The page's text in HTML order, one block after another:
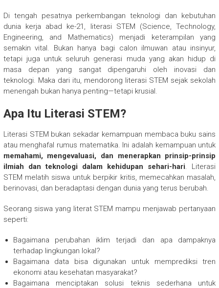
Di tengah pesatnya perkembangan teknologi dan kebutuhan
dunia kerja abad ke-21, literasi STEM (Science, Technology,
Engineering, and Mathematics) menjadi keterampilan yang
semakin vital. Bukan hanya bagi calon ilmuwan atau insinyur,
tetapi juga untuk seluruh generasi muda yang akan hidup di
masa depan yang sangat dipengaruhi oleh inovasi dan
teknologi. Maka dari itu, mendorong literasi STEM sejak sekolah
menengah bukan hanya penting—tetapi krusial.
Apa Itu Literasi STEM?
Literasi STEM bukan sekadar kemampuan membaca buku sains
atau menghafal rumus matematika. Ini adalah kemampuan untuk
memahami, mengevaluasi, dan menerapkan prinsip-prinsip
ilmiah dan teknologi dalam kehidupan sehari-hari. Literasi
STEM melatih siswa untuk berpikir kritis, memecahkan masalah,
berinovasi, dan beradaptasi dengan dunia yang terus berubah.
Seorang siswa yang literat STEM mampu menjawab pertanyaan
seperti:
Bagaimana perubahan iklim terjadi dan apa dampaknya
terhadap lingkungan lokal?
Bagaimana data bisa digunakan untuk memprediksi tren
ekonomi atau kesehatan masyarakat?
Bagaimana menciptakan solusi teknis sederhana untuk